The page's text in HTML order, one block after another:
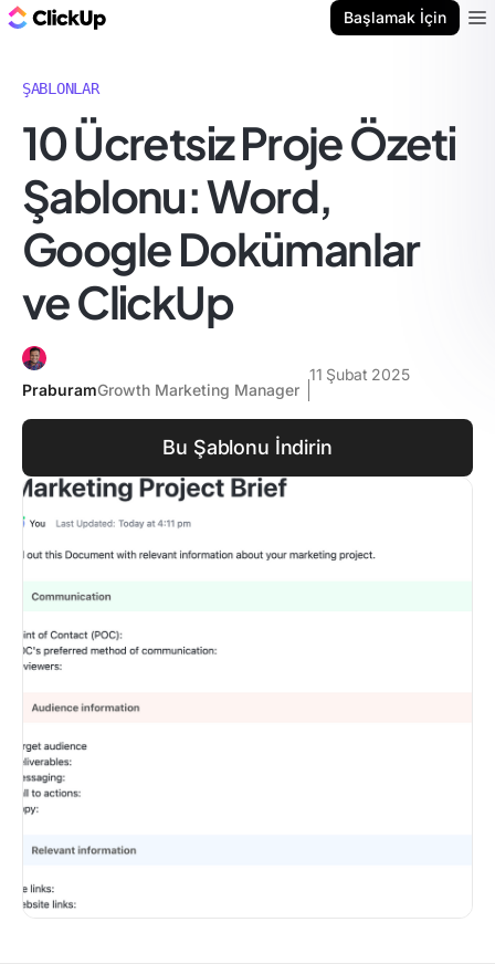
Başlamak İçin
ŞABLONLAR
10 Ücretsiz Proje Özeti
Şablonu: Word,
Google Dokümanlar
ve ClickUp
PraburamGrowth Marketing Manager
11 Şubat 2025
Bu Şablonu İndirin